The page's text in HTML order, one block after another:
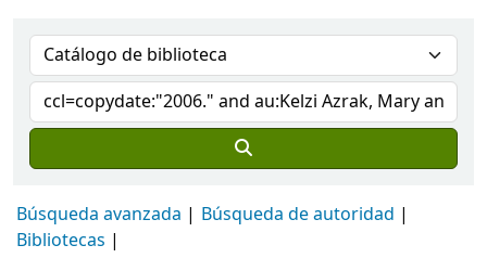
Búsqueda avanzada
Búsqueda de autoridad
Bibliotecas